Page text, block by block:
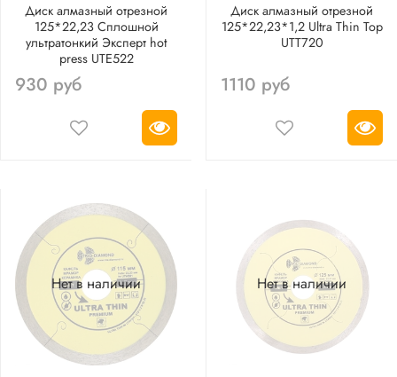
Диск алмазный отрезной
125*22,23 Сплошной
ультратонкий Эксперт hot
press UTE522
930 руб
Диск алмазный отрезной
125*22,23*1,2 Ultra Thin Top
UTT720
1110 руб
Нет в наличии Нет в наличии